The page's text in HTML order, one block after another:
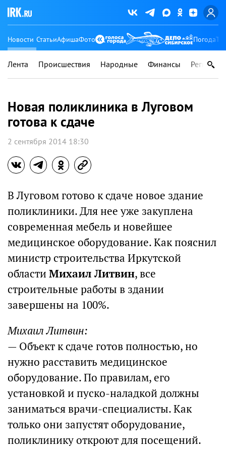
Новости СтатьиАфишаФото Погода
Лента Происшествия Народные Финансы Регионы
Новая поликлиника в Луговом
готова к сдаче
2 сентября 2014 18:30
В Луговом готово к сдаче новое здание
поликлиники. Для нее уже закуплена
современная мебель и новейшее
медицинское оборудование. Как пояснил
министр строительства Иркутской
области Михаил Литвин, все
строительные работы в здании
завершены на 100%.
Михаил Литвин:
— Объект к сдаче готов полностью, но
нужно расставить медицинское
оборудование. По правилам, его
установкой и пуско-наладкой должны
заниматься врачи-специалисты. Как
только они запустят оборудование,
поликлинику откроют для посещений.